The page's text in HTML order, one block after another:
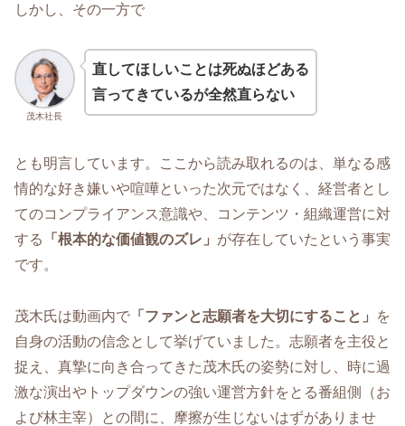
しかし、その一方で
茂木社長
直してほしいことは死ぬほどある
言ってきているが全然直らない
とも明言しています。ここから読み取れるのは、単なる感
情的な好き嫌いや喧嘩といった次元ではなく、経営者とし
てのコンプライアンス意識や、コンテンツ・組織運営に対
する
「根本的な価値観のズレ」 が存在していたという事実
です。
茂木氏は動画内で 「ファンと志願者を大切にすること」
を
自身の活動の信念として挙げていました。志願者を主役と
捉え、真摯に向き合ってきた茂木氏の姿勢に対し、時に過
激な演出やトップダウンの強い運営方針をとる番組側（お
よび林主宰）との間に、摩擦が生じないはずがありませ